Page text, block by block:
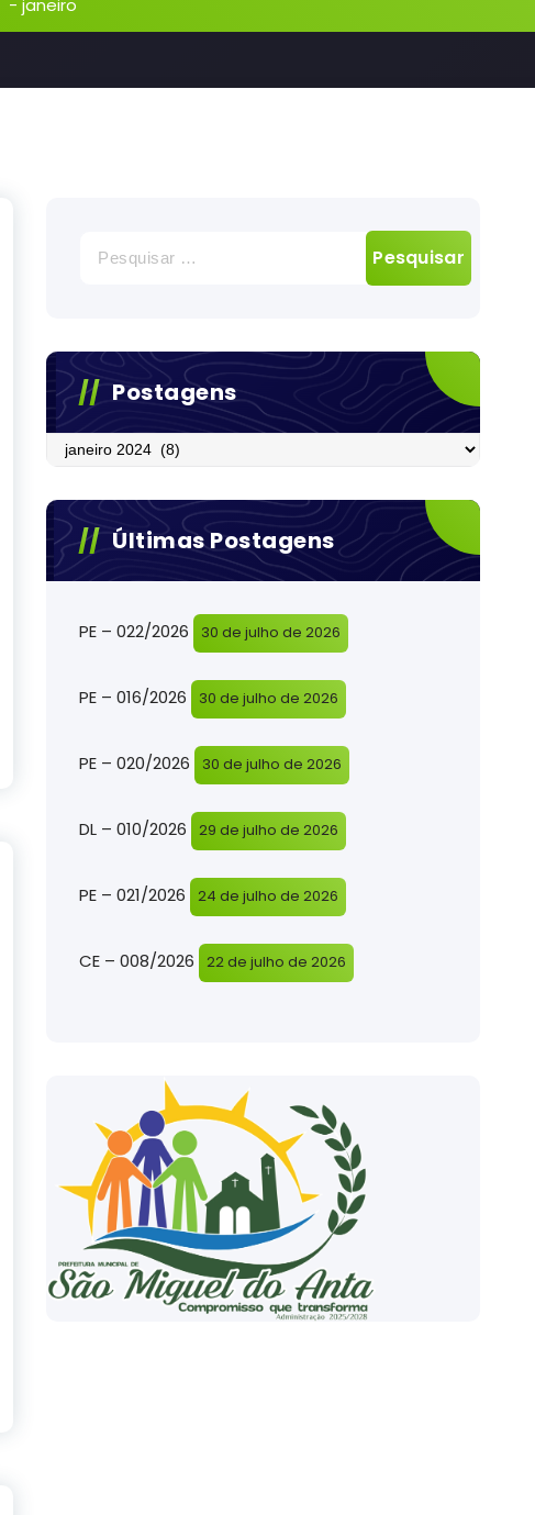
- janeiro
por:
Postagens
Postagens
Últimas Postagens
PE – 022/2026 30 de julho de 2026
PE – 016/2026 30 de julho de 2026
PE – 020/2026 30 de julho de 2026
DL – 010/2026 29 de julho de 2026
PE – 021/2026 24 de julho de 2026
CE – 008/2026 22 de julho de 2026